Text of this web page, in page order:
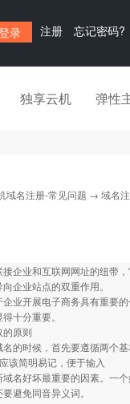
注册 忘记密码?
独享云机 弹性
域名注册-常见问题 → 域名
接企业和互联网网址的纽带
企业站点的双重作用。
企业开展电子商务具有重要
十分重要。
的原则
的时候，首先要遵循两个基
该简明易记，便于输入
域名好坏最重要的因素。一
避免同音异义词。